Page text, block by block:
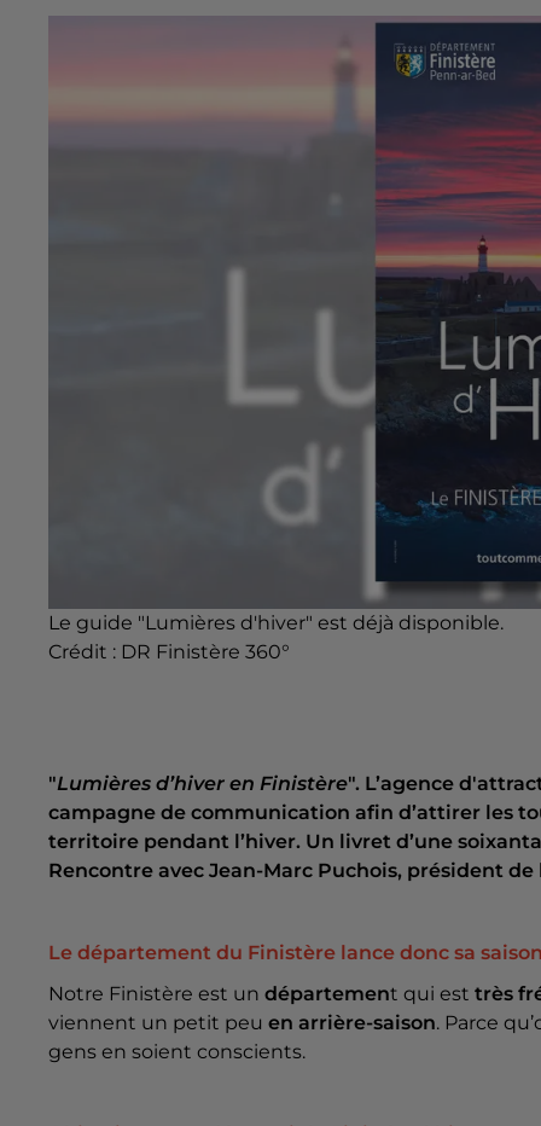
Le guide "Lumières d'hiver" est déjà disponible.
Crédit : DR Finistère 360°
"Lumières d’hiver en Finistère". L’agence
campagne de communication afin d’attirer les
territoire pendant l’hiver. Un livret d’une
Rencontre avec Jean-Marc Puchois, président
Le département du Finistère lance donc sa
Notre Finistère est un département qui est très
viennent un petit peu en arrière-saison. Parce
gens en soient conscients.